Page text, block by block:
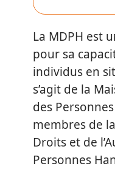
La MDPH est
pour sa
individus en
s’agit de la
des
membres de
Droits et de
Personnes